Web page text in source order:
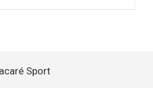
Sport